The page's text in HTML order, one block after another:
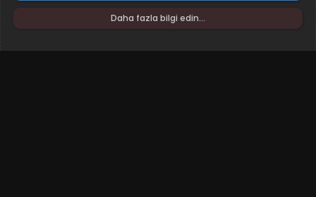
Türkçe (TR)
Şartlar ve kurallar
Daha fazla bilgi edin…